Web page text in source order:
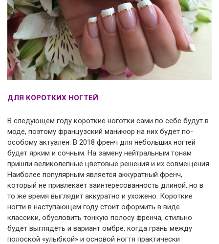
ДЛЯ КОРОТКИХ НОГТЕЙ
В следующем году короткие ноготки сами по себе будут в
моде, поэтому французский маникюр на них будет по-
особому актуален. В 2018 френч для небольших ногтей
будет ярким и сочным. На замену нейтральным тонам
пришли великолепные цветовые решения и их совмещения.
Наиболее популярным является аккуратный френч,
который не привлекает заинтересованность длиной, но в
то же время выглядит аккуратно и ухожено. Короткие
ногти в наступающем году стоит оформить в виде
классики, обусловить тонкую полосу френча, стильно
будет выглядеть и вариант омбре, когда грань между
полоской «улыбкой» и основой ногтя практически